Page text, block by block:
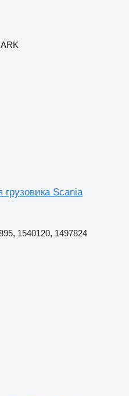
грузовика Scania
1540120, 1497824